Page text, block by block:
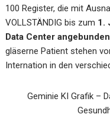
100 Register, die mit
VOLLSTÄNDIG bis zum 1.
Data Center angebunden
gläserne Patient stehen
Internation in den
Geminie KI Grafik –